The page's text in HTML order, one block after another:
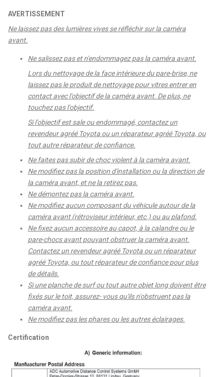
AVERTISSEMENT
Ne laissez pas des lumières vives se réfléchir sur la caméra
avant.
Ne salissez pas et n'endommagez pas la caméra avant.
Lors du nettoyage de la face intérieure du pare-brise, ne
laissez pas le produit de nettoyage pour vitres entrer en
contact avec l'objectif de la caméra avant. De plus, ne
touchez pas l'objectif.
Si l'objectif est sale ou endommagé, contactez un
revendeur agréé Toyota ou un réparateur agréé Toyota, ou
tout autre réparateur de confiance.
Ne faites pas subir de choc violent à la caméra avant.
Ne modifiez pas la position d'installation ou la direction de
la caméra avant, et ne la retirez pas.
Ne démontez pas la caméra avant.
Ne modifiez aucun composant du véhicule autour de la
caméra avant (rétroviseur intérieur, etc.) ou au plafond.
Ne fixez aucun accessoire au capot, à la calandre ou le
pare-chocs avant pouvant obstruer la caméra avant.
Contactez un revendeur agréé Toyota ou un réparateur
agréé Toyota, ou tout réparateur de confiance pour plus
de détails.
Si une planche de surf ou tout autre objet long doivent être
fixés sur le toit, assurez- vous qu'ils n'obstruent pas la
caméra avant.
Ne modifiez pas les phares ou les autres éclairages.
Certification